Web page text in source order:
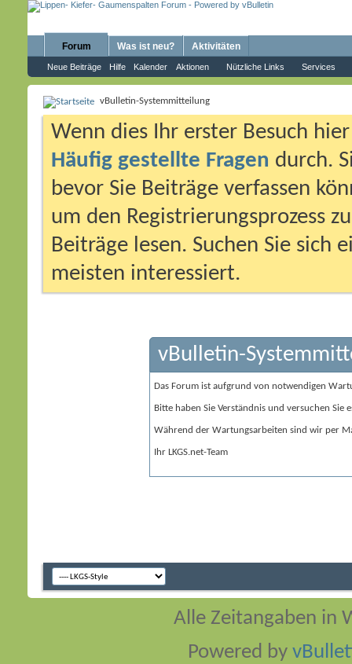
Forum
Neue Beiträge Hilfe Kalender Aktionen Nützliche Links Services
Was ist neu? Aktivitäten
vBulletin-Systemmitteilung
Wenn dies Ihr erster Besuch
Häufig gestellte Fragen durch.
bevor Sie Beiträge verfassen
um den Registrierungsprozess
Beiträge lesen. Suchen Sie sich
meisten interessiert.
vBulletin-
Das Forum ist aufgrund von notwendigen
Bitte haben Sie Verständnis und versuchen Sie
Während der Wartungsarbeiten sind wir per
Ihr LKGS.net-Team
Alle Zeitangaben in
Powered by